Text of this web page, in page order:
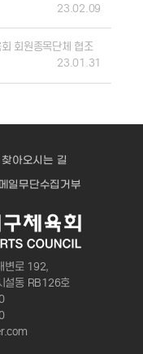
23.02.09
회원종목단체 협조
23.01.31
찾아오시는 길
일무단수집거부
변로 192,
설동 RB126호